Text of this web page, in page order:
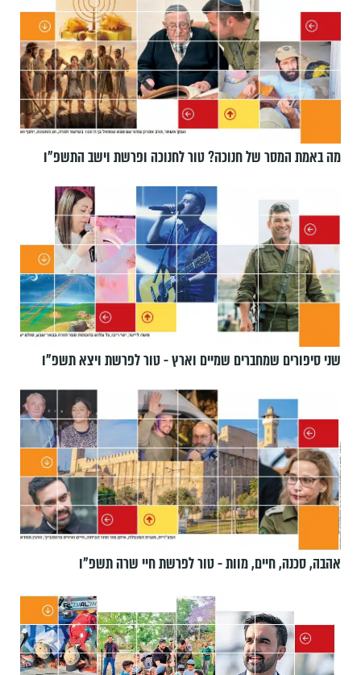
מה באמת המסר של חנוכה? טור לחנוכה ופרשת וישב התשפ״ו
שני סיפורים שמחברים שמיים וארץ - טור לפרשת ויצא תשפ"ו
אהבה, סכנה, חיים, מוות - טור לפרשת חיי שרה תשפ"ו